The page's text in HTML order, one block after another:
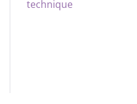
technique